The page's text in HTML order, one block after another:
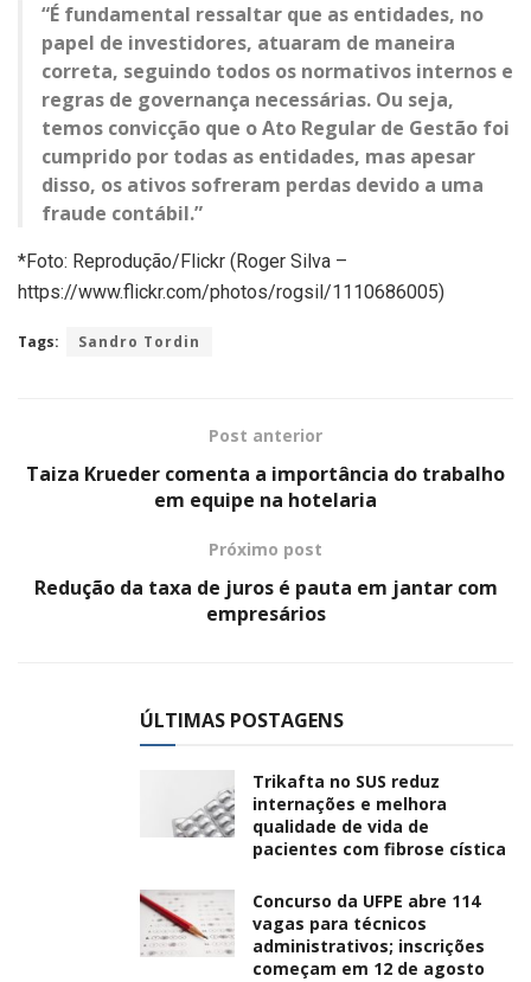
“É fundamental ressaltar que as entidades, no
papel de investidores, atuaram de maneira
correta, seguindo todos os normativos internos e
regras de governança necessárias. Ou seja,
temos convicção que o Ato Regular de Gestão foi
cumprido por todas as entidades, mas apesar
disso, os ativos sofreram perdas devido a uma
fraude contábil.”
*Foto: Reprodução/Flickr (Roger Silva –
https://www.flickr.com/photos/rogsil/1110686005)
Tags: Sandro Tordin
Post anterior
Taiza Krueder comenta a importância do trabalho
em equipe na hotelaria
Próximo post
Redução da taxa de juros é pauta em jantar com
empresários
ÚLTIMAS POSTAGENS
Trikafta no SUS reduz
internações e melhora
qualidade de vida de
pacientes com fibrose cística
Concurso da UFPE abre 114
vagas para técnicos
administrativos; inscrições
começam em 12 de agosto